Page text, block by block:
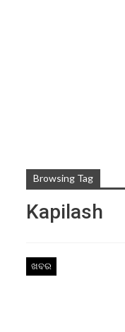
Browsing Tag
Kapilash
ଖବର